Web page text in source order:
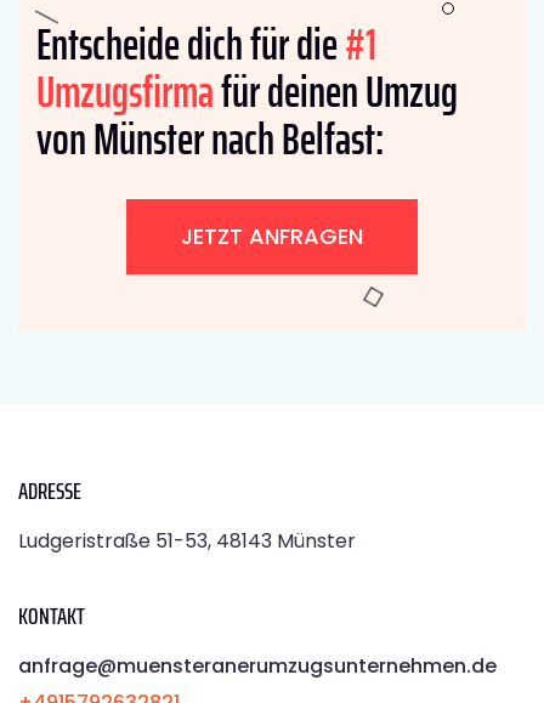
Entscheide dich für die#1
Umzugsfirmafür deinen Umzug
von Münster nach Belfast:
JETZT ANFRAGEN
ADRESSE
Ludgeristraße 51-53, 48143 Münster
KONTAKT
anfrage@muensteranerumzugsunternehmen.de